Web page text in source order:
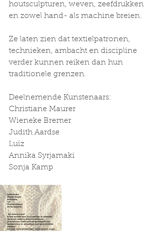
houtsculpturen, weven, zeefdrukken
en zowel hand- als machine breien.
Ze laten zien dat textielpatronen,
technieken, ambacht en discipline
verder kunnen reiken dan hun
traditionele grenzen.
Deelnemende Kunstenaars:
Christiane Maurer
Wieneke Bremer
Judith Aardse
Luïz
Annika Syrjamaki
Sonja Kamp